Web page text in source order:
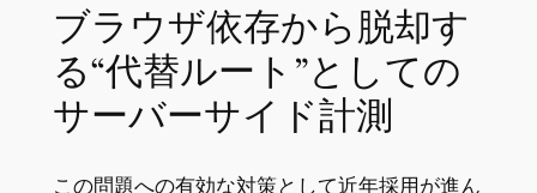
ブラウザ依存から脱却す
る“代替ルート”としての
サーバーサイド計測
この問題への有効な対策として近年採用が進ん